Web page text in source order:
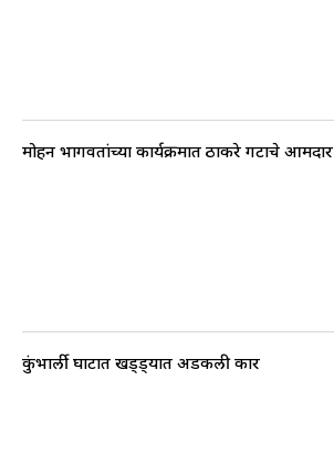
मोहन भागवतांच्या कार्यक्रमात ठाकरे गटाचे आमदार
कुंभार्ली घाटात खड्ड्यात अडकली कार